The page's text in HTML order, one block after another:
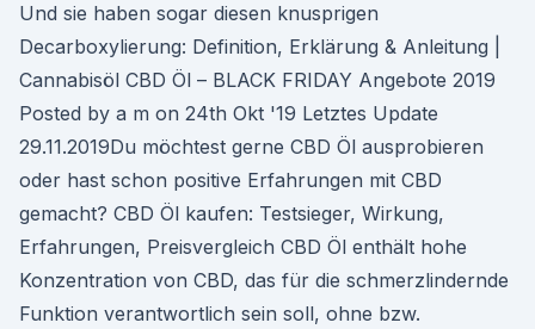
Und sie haben sogar diesen knusprigen
Decarboxylierung: Definition, Erklärung & Anleitung |
Cannabisöl CBD Öl – BLACK FRIDAY Angebote 2019
Posted by a m on 24th Okt '19 Letztes Update
29.11.2019Du möchtest gerne CBD Öl ausprobieren
oder hast schon positive Erfahrungen mit CBD
gemacht? CBD Öl kaufen: Testsieger, Wirkung,
Erfahrungen, Preisvergleich CBD Öl enthält hohe
Konzentration von CBD, das für die schmerzlindernde
Funktion verantwortlich sein soll, ohne bzw.